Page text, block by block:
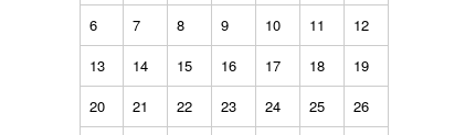
6
7 8 9 10 11
12
13
14 15 16 17 18
19
20
21 22 23 24 25
26